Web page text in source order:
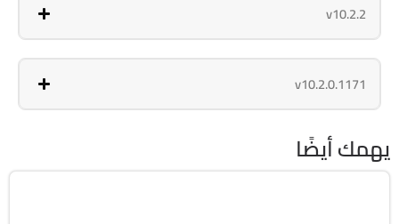
v10.2.2
v10.2.0.1171
يهمك أيضًا